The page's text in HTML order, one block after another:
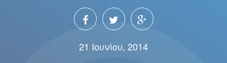
21 Ιουνίου, 2014